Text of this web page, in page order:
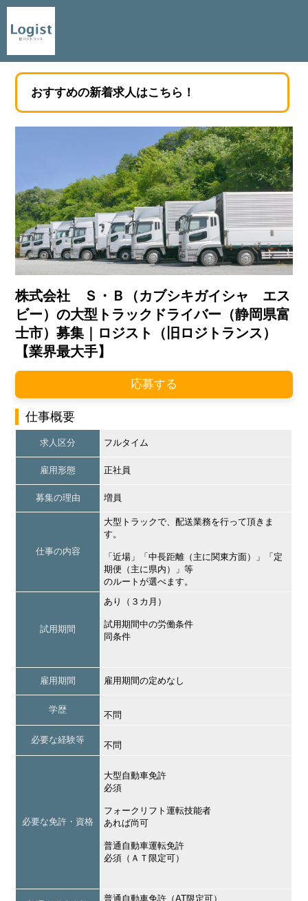
おすすめの新着求人はこちら！
株式会社 Ｓ・Ｂ（カブシキガイシャ エス
ビー）の大型トラックドライバー（静岡県富
士市）募集｜ロジスト（旧ロジトランス）
【業界最大手】
応募する
仕事概要
求人区分 フルタイム
雇用形態 正社員
募集の理由 増員
仕事の内容
大型トラックで、配送業務を行って頂きま
す。
「近場」「中長距離（主に関東方面）」「定
期便（主に県内）」等
のルートが選べます。
試用期間
あり（３カ月）
試用期間中の労働条件
同条件
雇用期間 雇用期間の定めなし
学歴
不問
必要な経験等
不問
必要な免許・資格
大型自動車免許
必須
フォークリフト運転技能者
あれば尚可
普通自動車運転免許
必須（ＡＴ限定可）
普通自動車免許（AT限定可）